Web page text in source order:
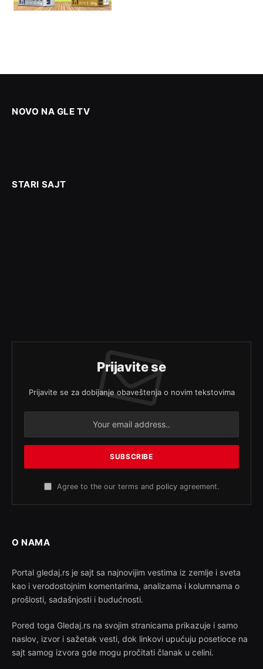
NOVO NA GLE TV
STARI SAJT
Prijavite se
Prijavite se za dobijanje obaveštenja o novim tekstovima
Agree to the our terms and policy agreement.
O NAMA
Portal gledaj.rs je sajt sa najnovijim vestima iz zemlje i sveta
kao i verodostojnim komentarima, analizama i kolumnama o
prošlosti, sadašnjosti i budućnosti.
Pored toga Gledaj.rs na svojim stranicama prikazuje i samo
naslov, izvor i sažetak vesti, dok linkovi upućuju posetioce na
sajt samog izvora gde mogu pročitati članak u celini.